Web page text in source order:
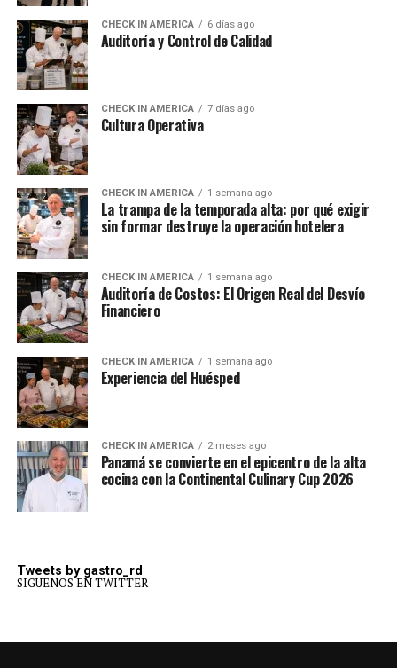
CHECK IN AMERICA 6 días ago
Auditoría y Control de Calidad
CHECK IN AMERICA 7 días ago
Cultura Operativa
CHECK IN AMERICA 1 semana ago
La trampa de la temporada alta: por qué exigir
sin formar destruye la operación hotelera
CHECK IN AMERICA 1 semana ago
Auditoría de Costos: El Origen Real del Desvío
Financiero
CHECK IN AMERICA 1 semana ago
Experiencia del Huésped
CHECK IN AMERICA 2 meses ago
Panamá se convierte en el epicentro de la alta
cocina con la Continental Culinary Cup 2026
Tweets by gastro_rd
SIGUENOS EN TWITTER